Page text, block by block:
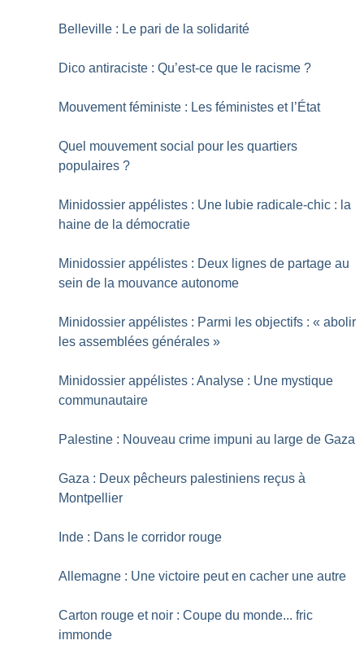
Belleville : Le pari de la solidarité
Dico antiraciste : Qu’est-ce que le racisme ?
Mouvement féministe : Les féministes et l’État
Quel mouvement social pour les quartiers
populaires ?
Minidossier appélistes : Une lubie radicale-chic : la
haine de la démocratie
Minidossier appélistes : Deux lignes de partage au
sein de la mouvance autonome
Minidossier appélistes : Parmi les objectifs : « abolir
les assemblées générales »
Minidossier appélistes : Analyse : Une mystique
communautaire
Palestine : Nouveau crime impuni au large de Gaza
Gaza : Deux pêcheurs palestiniens reçus à
Montpellier
Inde : Dans le corridor rouge
Allemagne : Une victoire peut en cacher une autre
Carton rouge et noir : Coupe du monde... fric
immonde